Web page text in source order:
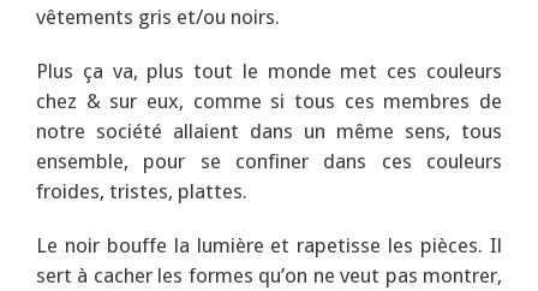
vêtements gris et/ou noirs.
Plus ça va, plus tout le monde met ces couleurs
chez & sur eux, comme si tous ces membres de
notre société allaient dans un même sens, tous
ensemble, pour se confiner dans ces couleurs
froides, tristes, plattes.
Le noir bouffe la lumière et rapetisse les pièces. Il
sert à cacher les formes qu’on ne veut pas montrer,